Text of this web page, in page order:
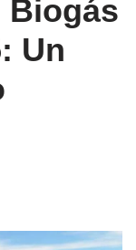
Biogás
Un